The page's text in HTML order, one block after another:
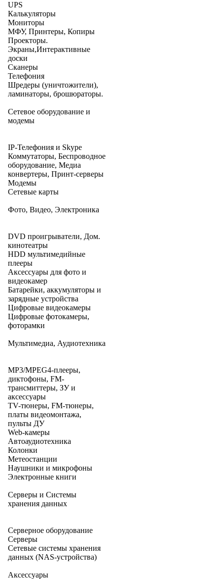
UPS
Калькуляторы
Мониторы
МФУ, Принтеры, Копиры
Проекторы.
Экраны,Интерактивные
доски
Сканеры
Телефония
Шредеры (уничтожители),
ламинаторы, брошюраторы.
Сетевое оборудование и
модемы
IP-Телефония и Skype
Коммутаторы, Беспроводное
оборудование, Медиа
конвертеры, Принт-серверы
Модемы
Сетевые карты
Фото, Видео, Электроника
DVD проигрыватели, Дом.
кинотеатры
HDD мультимедийные
плееры
Аксессуары для фото и
видеокамер
Батарейки, аккумуляторы и
зарядные устройства
Цифровые видеокамеры
Цифровые фотокамеры,
фоторамки
Мультимедиа, Аудиотехника
MP3/MPEG4-плееры,
диктофоны, FM-
трансмиттеры, ЗУ и
аксессуары
TV-тюнеры, FM-тюнеры,
платы видеомонтажа,
пульты ДУ
Web-камеры
Автоаудиотехника
Колонки
Метеостанции
Наушники и микрофоны
Электронные книги
Серверы и Системы
хранения данных
Серверное оборудование
Серверы
Сетевые системы хранения
данных (NAS-устройства)
Аксессуары